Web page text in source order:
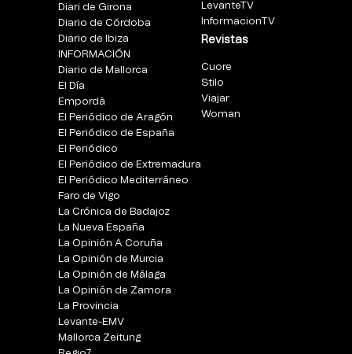
Diari de Girona
Diario de Córdoba
Diario de Ibiza
INFORMACIÓN
Diario de Mallorca
El Día
Empordà
El Periódico de Aragón
El Periódico de España
El Periódico
El Periódico de Extremadura
El Periódico Mediterráneo
Faro de Vigo
La Crónica de Badajoz
La Nueva España
La Opinión A Coruña
La Opinión de Murcia
La Opinión de Málaga
La Opinión de Zamora
La Provincia
Levante-EMV
Mallorca Zeitung
LevanteTV
InformacionTV
Revistas
Cuore
Stilo
Viajar
Woman